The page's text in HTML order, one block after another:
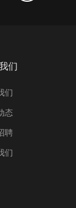
们
们
态
聘
们